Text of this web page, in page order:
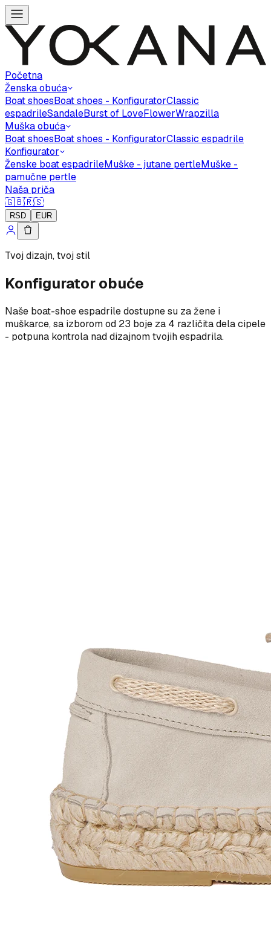
Početna
Ženska obuća
Boat shoesBoat shoes - KonfiguratorClassic
espadrileSandaleBurst of LoveFlowerWrapzilla
Muška obuća
Boat shoesBoat shoes - KonfiguratorClassic espadrile
Konfigurator
Ženske boat espadrileMuške - jutane pertleMuške -
pamučne pertle
Naša priča
🇬🇧🇷🇸
RSD EUR
Tvoj dizajn, tvoj stil
Konfigurator obuće
Naše boat-shoe espadrile dostupne su za žene i
muškarce, sa izborom od 23 boje za 4 različita dela cipele
- potpuna kontrola nad dizajnom tvojih espadrila.